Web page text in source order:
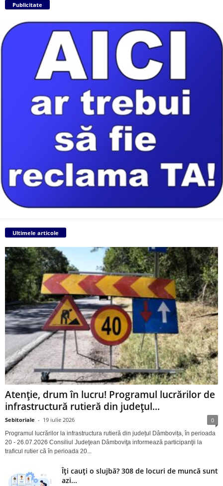
Publicitate
Ultimele articole
Atenție, drum în lucru! Programul lucrărilor de
infrastructură rutieră din județul...
Sebitoriale - 19 iulie 2026 0
Programul lucrărilor la infrastructura rutieră din județul Dâmbovița, în perioada
20 - 26.07.2026 Consiliul Judeţean Dâmboviţa informează participanţii la
traficul rutier că în perioada 20...
Îți cauți o slujbă? 308 de locuri de muncă sunt
azi...